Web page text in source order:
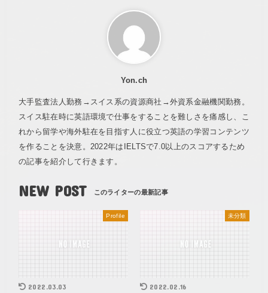
Yon.ch
大手監査法人勤務→スイス系の資源商社→外資系金融機関勤務。
スイス駐在時に英語環境で仕事をすることを難しさを痛感し、こ
れから留学や海外駐在を目指す人に役立つ英語の学習コンテンツ
を作ることを決意。2022年はIELTSで7.0以上のスコアするため
の記事を紹介して行きます。
NEW POST
Profile
2022.03.03
未分類
2022.02.16